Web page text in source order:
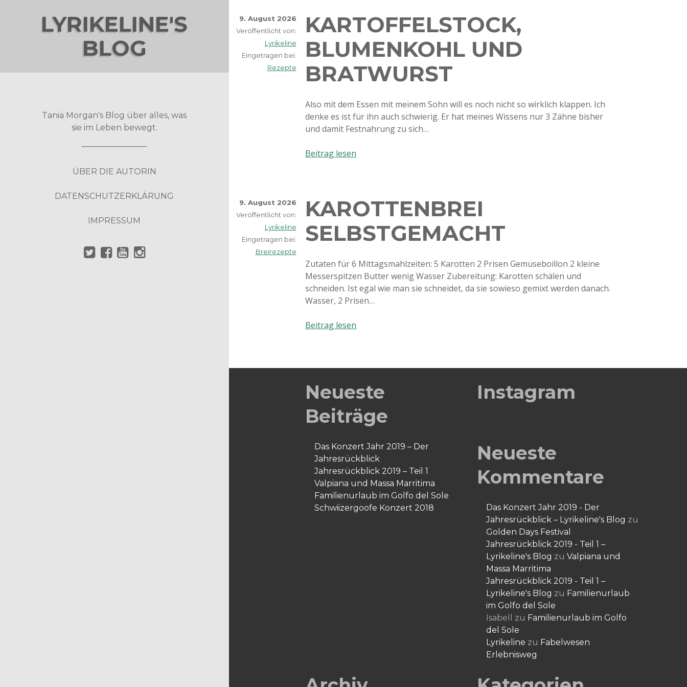
LYRIKELINE'S
BLOG
Tania Morgan's Blog über alles, was
sie im Leben bewegt.
ÜBER DIE AUTORIN
DATENSCHUTZERKLÄRUNG
IMPRESSUM
9. August 2026
Veröffentlicht von:
Lyrikeline
Eingetragen bei:
Rezepte
KARTOFFELSTOCK,
BLUMENKOHL UND
BRATWURST
Also mit dem Essen mit meinem Sohn will es noch nicht so wirklich klappen. Ich
denke es ist für ihn auch schwierig. Er hat meines Wissens nur 3 Zähne bisher
und damit Festnahrung zu sich…
Beitrag lesen
9. August 2026
Veröffentlicht von:
Lyrikeline
Eingetragen bei:
Breirezepte
KAROTTENBREI
SELBSTGEMACHT
Zutaten für 6 Mittagsmahlzeiten: 5 Karotten 2 Prisen Gemüseboillon 2 kleine
Messerspitzen Butter wenig Wasser Zubereitung: Karotten schälen und
schneiden. Ist egal wie man sie schneidet, da sie sowieso gemixt werden danach.
Wasser, 2 Prisen…
Beitrag lesen
Neueste
Beiträge
Das Konzert Jahr 2019 – Der
Jahresrückblick
Jahresrückblick 2019 – Teil 1
Valpiana und Massa Marritima
Familienurlaub im Golfo del Sole
Schwiizergoofe Konzert 2018
Instagram
Neueste
Kommentare
Das Konzert Jahr 2019 - Der
Jahresrückblick – Lyrikeline's Blog zu
Golden Days Festival
Jahresrückblick 2019 - Teil 1 –
Lyrikeline's Blog zuValpiana und
Massa Marritima
Jahresrückblick 2019 - Teil 1 –
Lyrikeline's Blog zu Familienurlaub
im Golfo del Sole
Isabell
zu Familienurlaub im Golfo
del Sole
Lyrikeline zu Fabelwesen
Erlebnisweg